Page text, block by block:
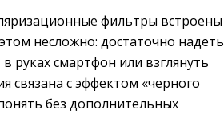
фильтры встроены
несложно: достаточно надеть
руках смартфон или взглянуть
связана с эффектом «черного
без дополнительных